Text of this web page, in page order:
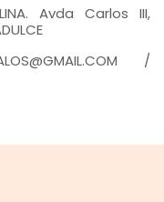
Avda Carlos III,
/